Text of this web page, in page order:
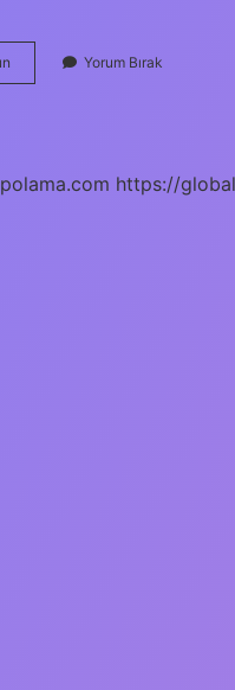
Ve
Yorum Bırak
https://